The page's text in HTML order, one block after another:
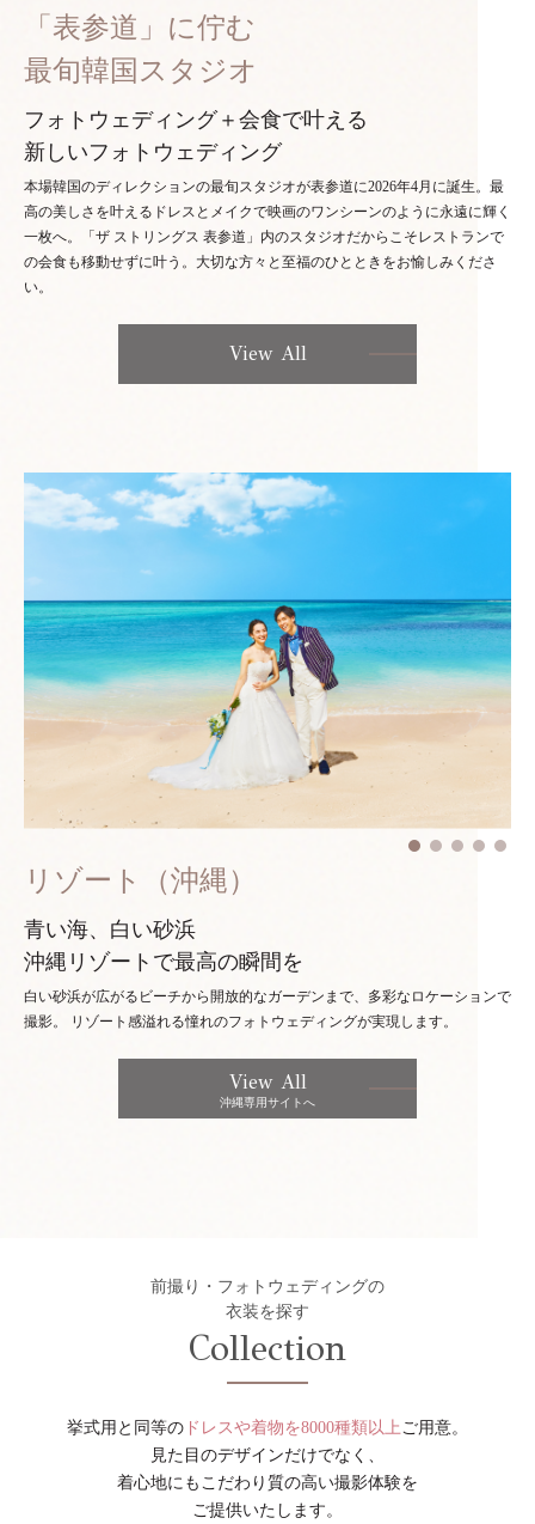
「表参道」に佇む
最旬韓国スタジオ
フォトウェディング＋会食で叶える
新しいフォトウェディング
本場韓国のディレクションの最旬スタジオが表参道に2026年4月に誕生。最
高の美しさを叶えるドレスとメイクで映画のワンシーンのように永遠に輝く
一枚へ。「ザ ストリングス 表参道」内のスタジオだからこそレストランで
の会食も移動せずに叶う。大切な方々と至福のひとときをお愉しみくださ
い。
View All
リゾート（沖縄）
青い海、白い砂浜
沖縄リゾートで最高の瞬間を
白い砂浜が広がるビーチから開放的なガーデンまで、多彩なロケーションで
撮影。
リゾート感溢れる憧れのフォトウェディングが実現します。
View All
沖縄専用サイトへ
前撮り・フォトウェディングの
衣装を探す
Collection
挙式用と同等の ドレスや着物を8000種類以上 ご用意。
見た目のデザインだけでなく、
着心地にもこだわり質の高い撮影体験を
ご提供いたします。